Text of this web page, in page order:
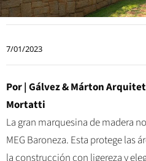
7/01/2023
Por | Gálvez & Márton
Mortatti
La gran marquesina de madera
MEG Baroneza. Esta protege las
la construcción con ligereza y